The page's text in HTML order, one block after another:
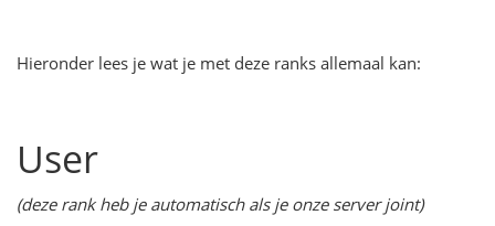
Hieronder lees je wat je met deze ranks allemaal kan:
User
(deze rank heb je automatisch als je onze server joint)